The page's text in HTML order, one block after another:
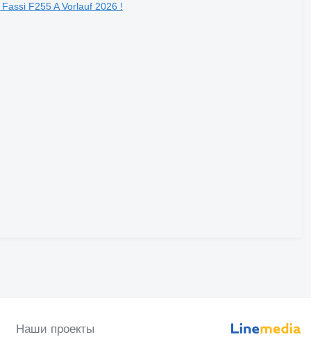
F255 A Vorlauf 2026 !
Наши проекты